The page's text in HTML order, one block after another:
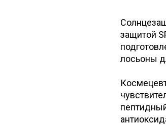
защитой
лосьоны